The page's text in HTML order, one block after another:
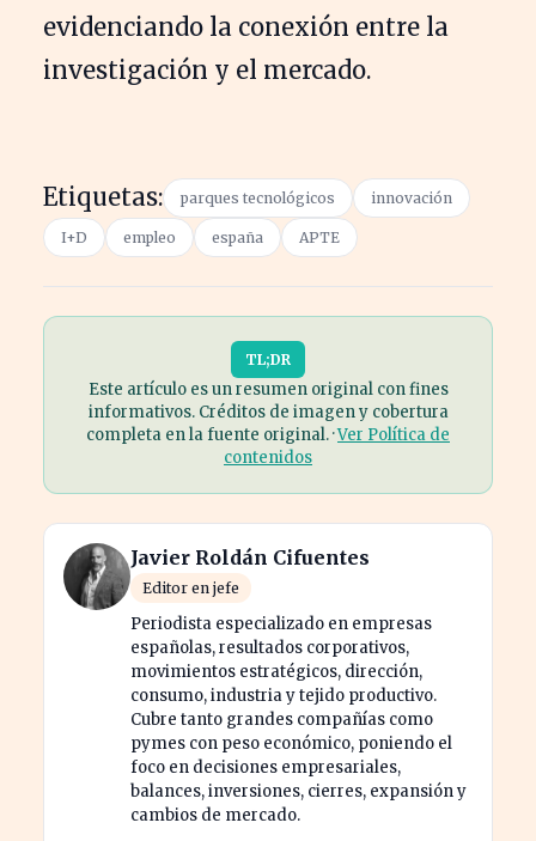
evidenciando la conexión entre la
investigación y el mercado.
Etiquetas: parques tecnológicos innovación
I+D empleo españa APTE
TL;DR
Este artículo es un resumen original con fines
informativos. Créditos de imagen y cobertura
completa en la fuente original. ·Ver Política de
contenidos
Javier Roldán Cifuentes
Editor en jefe
Periodista especializado en empresas
españolas, resultados corporativos,
movimientos estratégicos, dirección,
consumo, industria y tejido productivo.
Cubre tanto grandes compañías como
pymes con peso económico, poniendo el
foco en decisiones empresariales,
balances, inversiones, cierres, expansión y
cambios de mercado.